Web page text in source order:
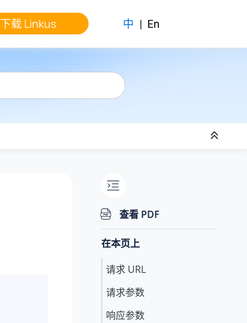
下载 Linkus 中 | En
查看 PDF
在本页上
请求 URL
请求参数
响应参数